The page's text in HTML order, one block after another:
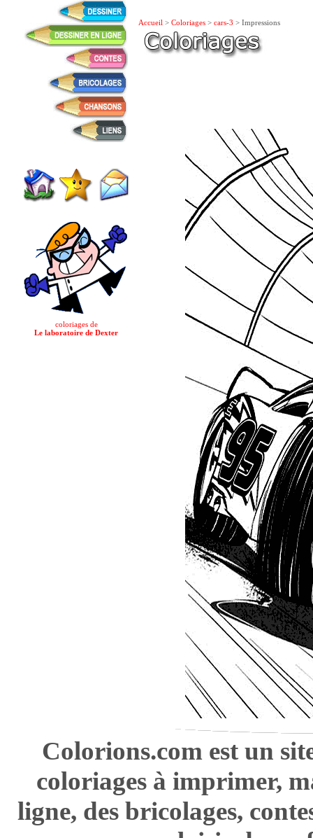
coloriages de
Le laboratoire de Dexter
Accueil > Coloriages > cars-3 > Impressions
Colorions.com est un
coloriages à imprimer,
ligne, des bricolages,